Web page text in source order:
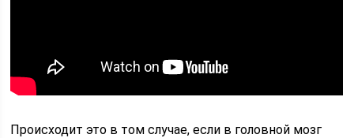
Происходит это в том случае, если в головной мозг